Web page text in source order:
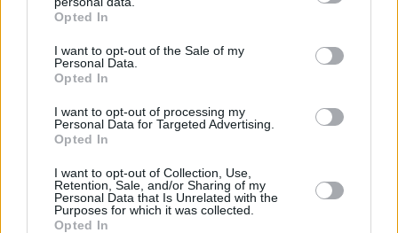
grant or deny consent to Google and its third-party tags to
use your data for below specified purposes in below Google
consent section.
Opted In
I want to opt-out of the Sale of my
Personal Data.
Opted In
I want to opt-out of processing my
Personal Data for Targeted Advertising.
Opted In
I want to opt-out of Collection, Use,
Retention, Sale, and/or Sharing of my
Personal Data that Is Unrelated with the
Purposes for which it was collected.
Opted In